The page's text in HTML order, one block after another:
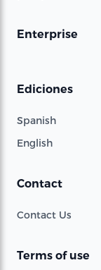
Enterprise
Ediciones
Spanish
English
Contact
Contact Us
Terms of use